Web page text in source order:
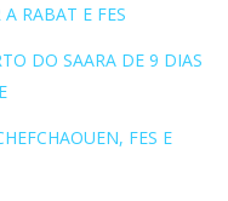
RABAT E FES
DO SAARA DE 9 DIAS
FES E